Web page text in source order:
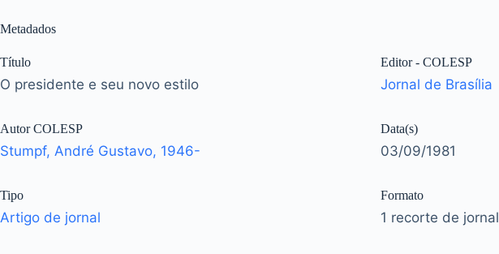
Metadados
Título
O presidente e seu novo estilo
Autor COLESP
Stumpf, André Gustavo, 1946-
Tipo
Artigo de jornal
Editor - COLESP
Jornal de Brasília
Data(s)
03/09/1981
Formato
1 recorte de jornal